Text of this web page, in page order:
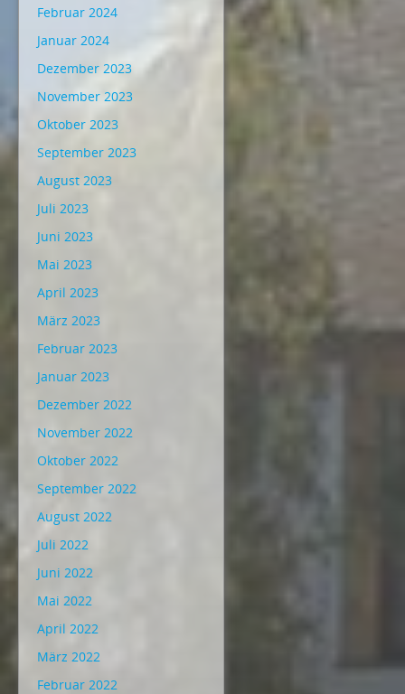
Februar 2024
Januar 2024
Dezember 2023
November 2023
Oktober 2023
September 2023
August 2023
Juli 2023
Juni 2023
Mai 2023
April 2023
März 2023
Februar 2023
Januar 2023
Dezember 2022
November 2022
Oktober 2022
September 2022
August 2022
Juli 2022
Juni 2022
Mai 2022
April 2022
März 2022
Februar 2022